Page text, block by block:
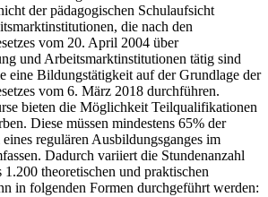
der pädagogischen Schulaufsicht
die nach den
vom 20. April 2004 über
und Arbeitsmarktinstitutionen tätig sind
eine Bildungstätigkeit auf der Grundlage der
vom 6. März 2018 durchführen.
bieten die Möglichkeit Teilqualifikationen
Diese müssen mindestens 65% der
regulären Ausbildungsganges im
Dadurch variiert die Stundenanzahl
theoretischen und praktischen
in folgenden Formen durchgeführt werden: